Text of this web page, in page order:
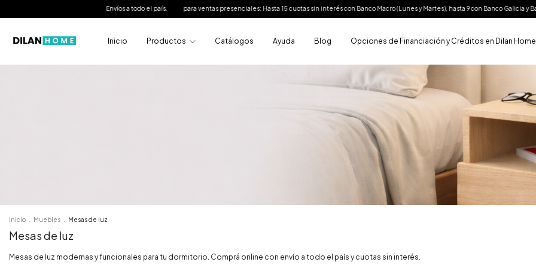
Envíos a todo el país. para ventas presenciales: Hasta 15 cuotas sin interés con Banco Macro (Lunes y Martes), hasta 9 con Banco Galicia y Banco
Inicio Productos Catálogos Ayuda Blog Opciones de Financiación y Créditos en Dilan Home
Inicio Muebles Mesas de luz
Mesas de luz
Mesas de luz modernas y funcionales para tu dormitorio. Comprá online con envío a todo el país y cuotas sin interés.